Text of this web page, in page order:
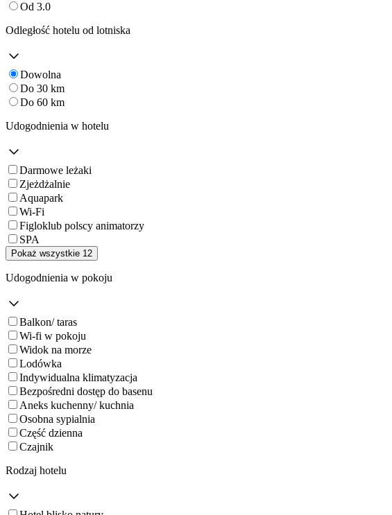
Od 3.0
Odległość hotelu od lotniska
Dowolna
Do 30 km
Do 60 km
Udogodnienia w hotelu
Darmowe leżaki
Zjeżdżalnie
Aquapark
Wi-Fi
Figloklub polscy animatorzy
SPA
Pokaż wszystkie 12
Udogodnienia w pokoju
Balkon/ taras
Wi-fi w pokoju
Widok na morze
Lodówka
Indywidualna klimatyzacja
Bezpośredni dostęp do basenu
Aneks kuchenny/ kuchnia
Osobna sypialnia
Część dzienna
Czajnik
Rodzaj hotelu